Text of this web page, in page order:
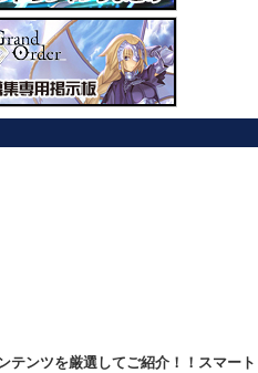
テンツを厳選してご紹介！！スマート